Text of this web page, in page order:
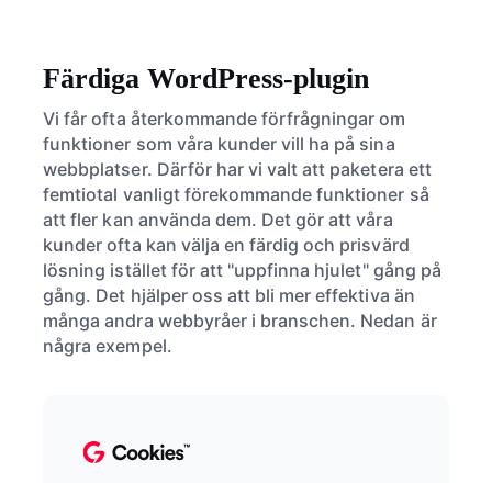
Färdiga WordPress-plugin
Vi får ofta återkommande förfrågningar om
funktioner som våra kunder vill ha på sina
webbplatser. Därför har vi valt att paketera ett
femtiotal vanligt förekommande funktioner så
att fler kan använda dem. Det gör att våra
kunder ofta kan välja en färdig och prisvärd
lösning istället för att "uppfinna hjulet" gång på
gång. Det hjälper oss att bli mer effektiva än
många andra webbyråer i branschen. Nedan är
några exempel.